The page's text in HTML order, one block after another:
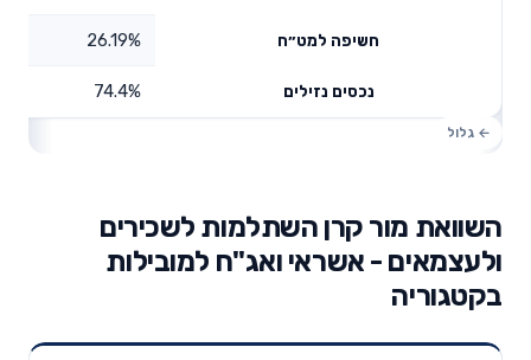
חשיפה למט״ח 26.19%
נכסים נזילים 74.4%
השוואת מור קרן השתלמות לשכירים
ולעצמאים - אשראי ואג"ח למובילות
בקטגוריה